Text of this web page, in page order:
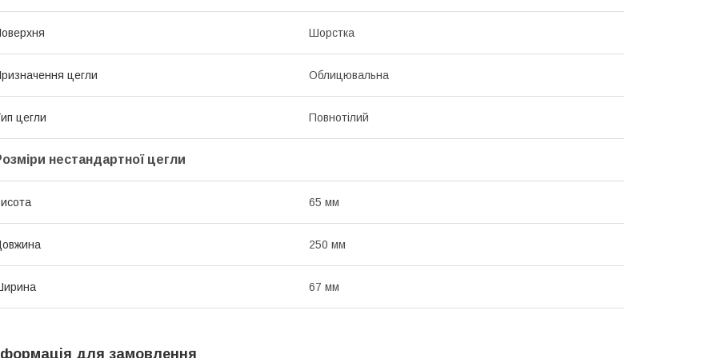
Шорстка
цегли Облицювальна
цегли Повнотілий
нестандартної цегли
65 мм
250 мм
67 мм
для замовлення